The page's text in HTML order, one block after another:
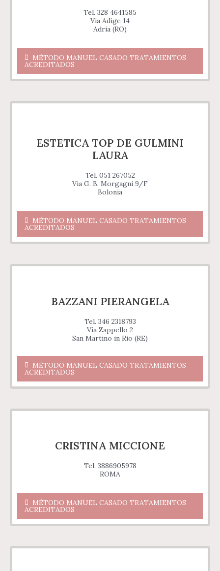
Tel. 328 4641585
Via Adige 14
Adria (RO)
MÉTODO MANUEL CASADO TRATAMIENTOS
ACREDITADOS
ESTETICA TOP DE GULMINI
LAURA
Tel. 051 267052
Via G. B. Morgagni 9/F
Bolonia
MÉTODO MANUEL CASADO TRATAMIENTOS
ACREDITADOS
BAZZANI PIERANGELA
Tel. 346 2318793
Via Zappello 2
San Martino in Rio (RE)
MÉTODO MANUEL CASADO TRATAMIENTOS
ACREDITADOS
CRISTINA MICCIONE
Tel. 3886905978
ROMA
MÉTODO MANUEL CASADO TRATAMIENTOS
ACREDITADOS